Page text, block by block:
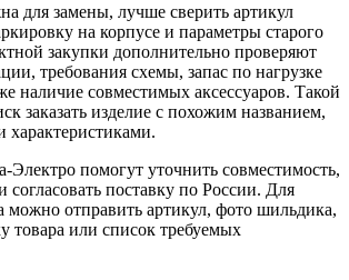
для замены, лучше сверить артикул
на корпусе и параметры старого
закупки дополнительно проверяют
требования схемы, запас по нагрузке
наличие совместимых аксессуаров. Такой
заказать изделие с похожим названием,
помогут уточнить совместимость,
согласовать поставку по России. Для
можно отправить артикул, фото шильдика,
товара или список требуемых